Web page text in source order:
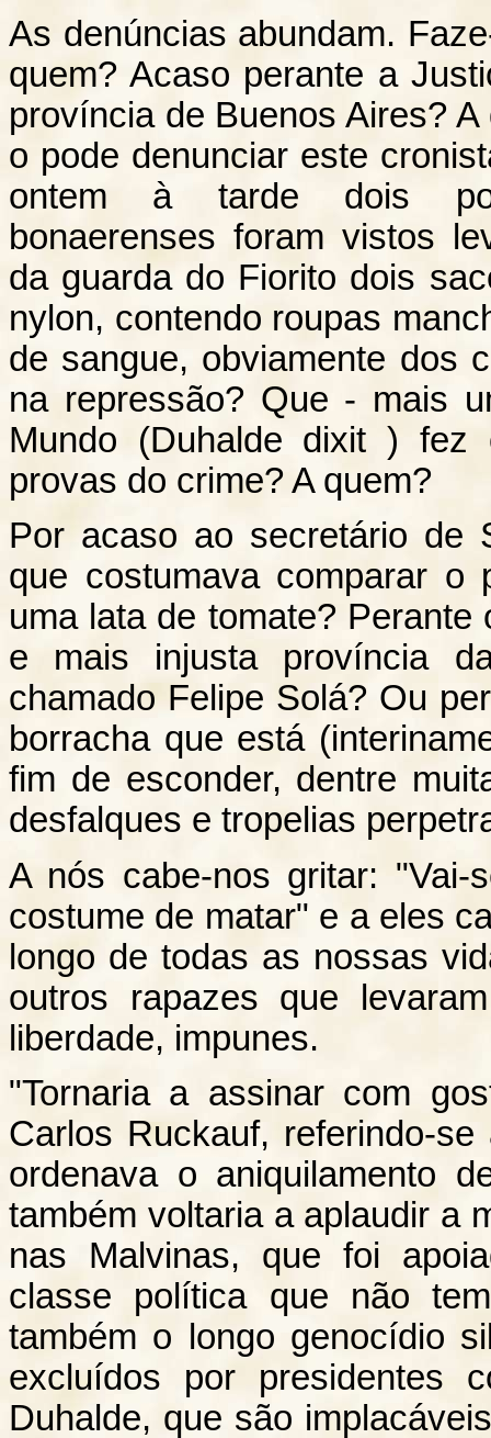
As denúncias abundam.
quem? Acaso perante a
província de Buenos Aires? A
o pode denunciar este
ontem à tarde dois
bonaerenses foram vistos
da guarda do Fiorito dois
nylon, contendo roupas
de sangue, obviamente dos
na repressão? Que - mais
Mundo (Duhalde dixit )
provas do crime? A quem?
Por acaso ao secretário de
que costumava comparar
uma lata de tomate?
e mais injusta província
chamado Felipe Solá? Ou
borracha que está
fim de esconder, dentre
desfalques e tropelias
A nós cabe-nos gritar: "Vai-
costume de matar" e a eles
longo de todas as nossas
outros rapazes que
liberdade, impunes.
"Tornaria a assinar com
Carlos Ruckauf, referindo-
ordenava o aniquilamento
também voltaria a aplaudir a
nas Malvinas, que foi
classe política que não
também o longo genocídio
excluídos por presidentes
Duhalde, que são